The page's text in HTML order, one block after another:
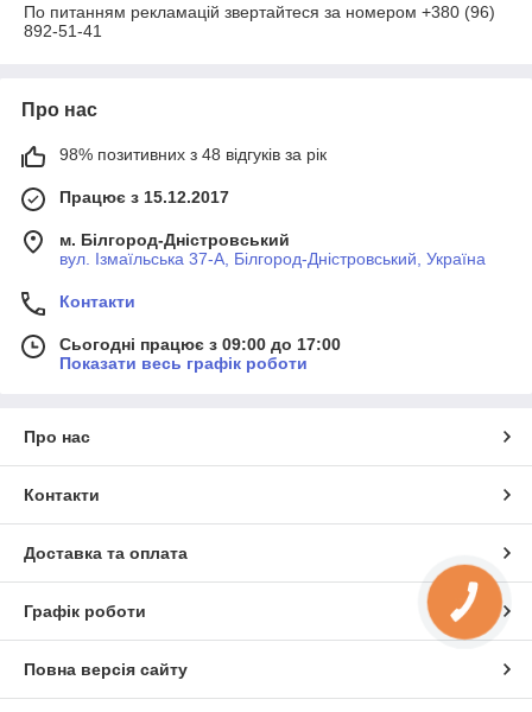
По питанням рекламацій звертайтеся за номером +380 (96)
892-51-41
Про нас
98% позитивних з 48 відгуків за рік
Працює з 15.12.2017
м. Білгород-Дністровський
вул. Ізмаїльська 37-А, Білгород-Дністровський, Україна
Контакти
Сьогодні працює з 09:00 до 17:00
Показати весь графік роботи
Про нас
Контакти
Доставка та оплата
Графік роботи
Повна версія сайту
КНОПКА
ЗВ'ЯЗКУ